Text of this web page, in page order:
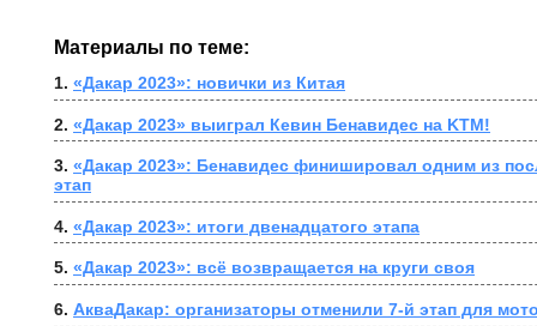
Материалы по теме:
1. «Дакар 2023»: новички из Китая
2. «Дакар 2023» выиграл Кевин Бенавидес на KTM!
3. «Дакар 2023»: Бенавидес финишировал одним из
этап
4. «Дакар 2023»: итоги двенадцатого этапа
5. «Дакар 2023»: всё возвращается на круги своя
6. АкваДакар: организаторы отменили 7-й этап для